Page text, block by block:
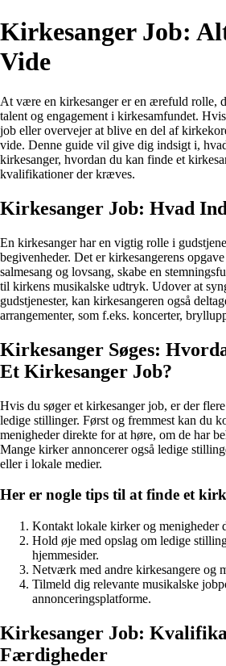
Kirkesanger Job:
Vide
At være en kirkesanger er en ærefuld rolle,
talent og engagement i kirkesamfundet.
job eller overvejer at blive en del af
vide. Denne guide vil give dig indsigt i,
kirkesanger, hvordan du kan finde et
kvalifikationer der kræves.
Kirkesanger Job: Hvad
En kirkesanger har en vigtig rolle i
begivenheder. Det er kirkesangerens
salmesang og lovsang, skabe en
til kirkens musikalske udtryk. Udover at
gudstjenester, kan kirkesangeren også
arrangementer, som f.eks. koncerter,
Kirkesanger Søges:
Et Kirkesanger Job?
Hvis du søger et kirkesanger job, er der
ledige stillinger. Først og fremmest kan du
menigheder direkte for at høre, om de har
Mange kirker annoncerer også ledige
eller i lokale medier.
Her er nogle tips til at finde et
Kontakt lokale kirker og menigheder
Hold øje med opslag om ledige
hjemmesider.
Netværk med andre kirkesangere og
Tilmeld dig relevante musikalske
annonceringsplatforme.
Kirkesanger Job:
Færdigheder